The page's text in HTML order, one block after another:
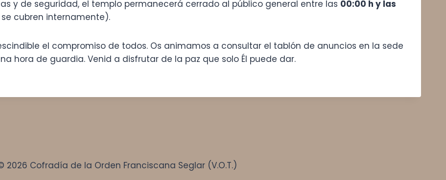
y de seguridad, el templo permanecerá cerrado al público general entre las 00:00 h y las
cubren internamente).
el compromiso de todos. Os animamos a consultar el tablón de anuncios en la sede
hora de guardia. Venid a disfrutar de la paz que solo Él puede dar.
2026 Cofradía de la Orden Franciscana Seglar (V.O.T.)